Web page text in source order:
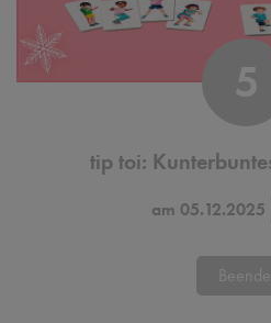
5
tip toi:
am 05.12.2025